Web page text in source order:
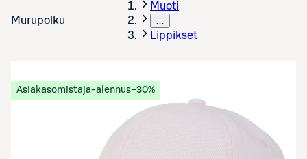
Murupolku
Muoti
…
Lippikset
Asiakasomistaja-alennus−30%